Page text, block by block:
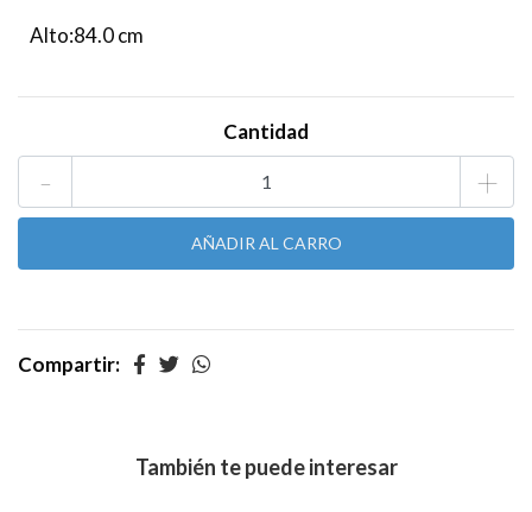
Alto:84.0 cm
Cantidad
- +
Compartir:
También te puede interesar